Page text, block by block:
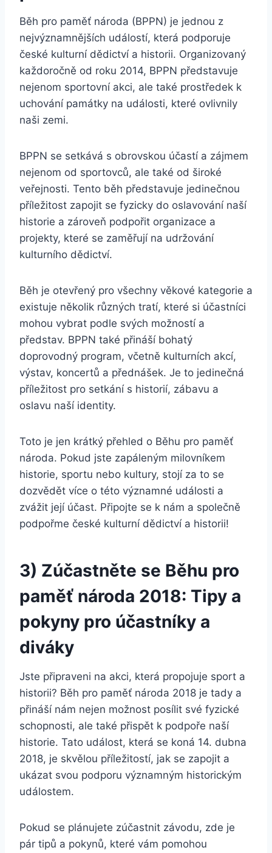
Běh pro paměť národa (BPPN) je jednou z
nejvýznamnějších událostí, která podporuje
české kulturní dědictví a historii. Organizovaný
každoročně od roku 2014, BPPN představuje
nejenom sportovní akci, ale také prostředek k
uchování památky na události, které ovlivnily
naši zemi.
BPPN se setkává s obrovskou účastí a zájmem
nejenom od sportovců, ale také od široké
veřejnosti. Tento běh představuje jedinečnou
příležitost zapojit se fyzicky do oslavování naší
historie a zároveň podpořit organizace a
projekty, které se zaměřují na udržování
kulturního dědictví.
Běh je otevřený pro všechny věkové kategorie a
existuje několik různých tratí, které si účastníci
mohou vybrat podle svých možností a
představ. BPPN také přináší bohatý
doprovodný program, včetně kulturních akcí,
výstav, koncertů a přednášek. Je to jedinečná
příležitost pro setkání s historií, zábavu a
oslavu naší identity.
Toto je jen krátký přehled o Běhu pro paměť
národa. Pokud jste zapáleným milovníkem
historie, sportu nebo kultury, stojí za to se
dozvědět více o této významné události a
zvážit její účast. Připojte se k nám a společně
podpořme české kulturní dědictví a historii!
3) Zúčastněte se Běhu pro
paměť národa 2018: Tipy a
pokyny pro účastníky a
diváky
Jste připraveni na akci, která propojuje sport a
historii? Běh pro paměť národa 2018 je tady a
přináší nám nejen možnost posílit své fyzické
schopnosti, ale také přispět k podpoře naší
historie. Tato událost, která se koná 14. dubna
2018, je skvělou příležitostí, jak se zapojit a
ukázat svou podporu významným historickým
událostem.
Pokud se plánujete zúčastnit závodu, zde je
pár tipů a pokynů, které vám pomohou